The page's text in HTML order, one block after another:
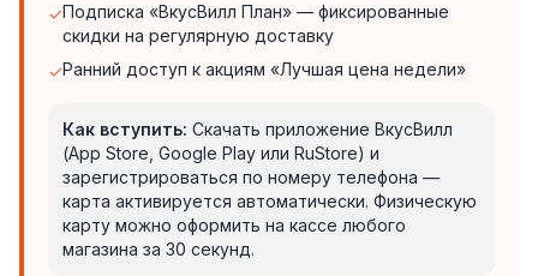
✓Подписка «ВкусВилл План» — фиксированные
скидки на регулярную доставку
✓Ранний доступ к акциям «Лучшая цена недели»
Как вступить: Скачать приложение ВкусВилл
(App Store, Google Play или RuStore) и
зарегистрироваться по номеру телефона —
карта активируется автоматически. Физическую
карту можно оформить на кассе любого
магазина за 30 секунд.